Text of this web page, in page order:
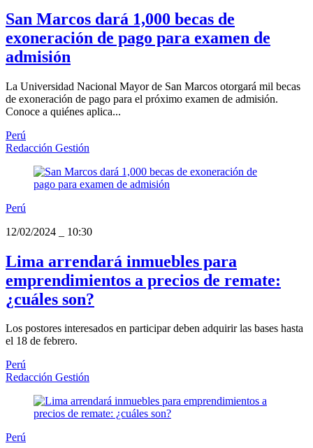
San Marcos dará 1,000 becas de
exoneración de pago para examen de
admisión
La Universidad Nacional Mayor de San Marcos otorgará mil becas
de exoneración de pago para el próximo examen de admisión.
Conoce a quiénes aplica...
Perú
Redacción Gestión
Perú
12/02/2024
10:30
Lima arrendará inmuebles para
emprendimientos a precios de remate:
¿cuáles son?
Los postores interesados en participar deben adquirir las bases hasta
el 18 de febrero.
Perú
Redacción Gestión
Perú